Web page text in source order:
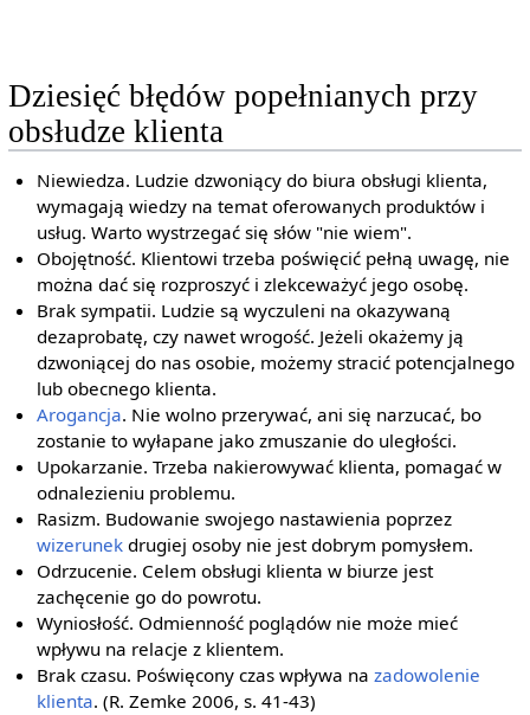
Dziesięć błędów popełnianych przy
obsłudze klienta
Niewiedza. Ludzie dzwoniący do biura obsługi klienta,
wymagają wiedzy na temat oferowanych produktów i
usług. Warto wystrzegać się słów "nie wiem".
Obojętność. Klientowi trzeba poświęcić pełną uwagę, nie
można dać się rozproszyć i zlekceważyć jego osobę.
Brak sympatii. Ludzie są wyczuleni na okazywaną
dezaprobatę, czy nawet wrogość. Jeżeli okażemy ją
dzwoniącej do nas osobie, możemy stracić potencjalnego
lub obecnego klienta.
Arogancja. Nie wolno przerywać, ani się narzucać, bo
zostanie to wyłapane jako zmuszanie do uległości.
Upokarzanie. Trzeba nakierowywać klienta, pomagać w
odnalezieniu problemu.
Rasizm. Budowanie swojego nastawienia poprzez
wizerunek drugiej osoby nie jest dobrym pomysłem.
Odrzucenie. Celem obsługi klienta w biurze jest
zachęcenie go do powrotu.
Wyniosłość. Odmienność poglądów nie może mieć
wpływu na relacje z klientem.
Brak czasu. Poświęcony czas wpływa nazadowolenie
klienta. (R. Zemke 2006, s. 41-43)